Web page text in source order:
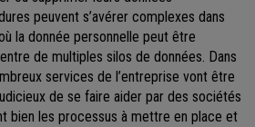
peuvent s’avérer complexes dans
la donnée personnelle peut être
de multiples silos de données. Dans
services de l’entreprise vont être
de se faire aider par des sociétés
bien les processus à mettre en place et